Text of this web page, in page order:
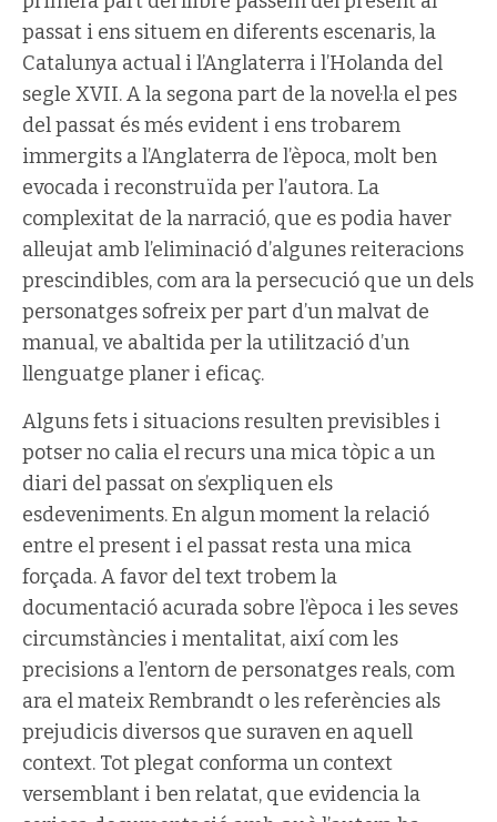
passat i ens situem en diferents escenaris, la
Catalunya actual i l’Anglaterra i l’Holanda del
segle XVII. A la segona part de la novel·la el pes
del passat és més evident i ens trobarem
immergits a l’Anglaterra de l’època, molt ben
evocada i reconstruïda per l’autora. La
complexitat de la narració, que es podia haver
alleujat amb l’eliminació d’algunes reiteracions
prescindibles, com ara la persecució que un dels
personatges sofreix per part d’un malvat de
manual, ve abaltida per la utilització d’un
llenguatge planer i eficaç.
Alguns fets i situacions resulten previsibles i
potser no calia el recurs una mica tòpic a un
diari del passat on s’expliquen els
esdeveniments. En algun moment la relació
entre el present i el passat resta una mica
forçada. A favor del text trobem la
documentació acurada sobre l’època i les seves
circumstàncies i mentalitat, així com les
precisions a l’entorn de personatges reals, com
ara el mateix Rembrandt o les referències als
prejudicis diversos que suraven en aquell
context. Tot plegat conforma un context
versemblant i ben relatat, que evidencia la